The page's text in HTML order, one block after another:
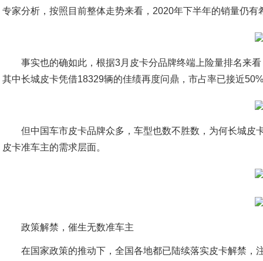
专家分析，按照目前整体走势来看，2020年下半年的销量仍有
事实也的确如此，根据3月皮卡分品牌终端上险量排名来
其中长城皮卡凭借18329辆的佳绩再度问鼎，市占率已接近
但中国车市皮卡品牌众多，车型也数不胜数，为何长城
皮卡准车主的需求层面。
政策解禁，催生无数准车主
在国家政策的推动下，全国各地都已陆续落实皮卡解禁